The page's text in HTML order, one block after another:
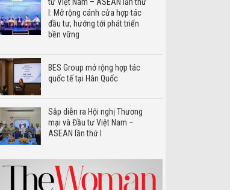
tư Việt Nam – ASEAN lần thứ
I: Mở rộng cánh cửa hợp tác
đầu tư, hướng tới phát triển
bền vững
BES Group mở rộng hợp tác
quốc tế tại Hàn Quốc
Sắp diễn ra Hội nghị Thương
mại và Đầu tư Việt Nam –
ASEAN lần thứ I